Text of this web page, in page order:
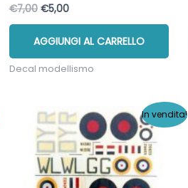
€7,00 Il
era:
€7,00.
€5,00Il
è:
€5,00.
AGGIUNGI AL CARRELLO
Decal modellismo
In vendita!